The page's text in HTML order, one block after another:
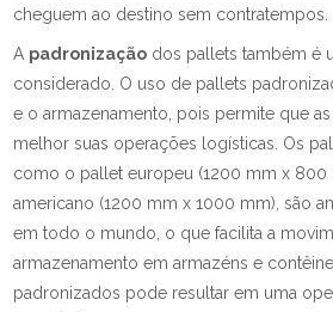
cheguem ao destino sem contratempos.
A padronização dos pallets também é
considerado. O uso de pallets
e o armazenamento, pois permite que
melhor suas operações logísticas. Os
como o pallet europeu (1200 mm x 800
americano (1200 mm x 1000 mm), são
em todo o mundo, o que facilita a
armazenamento em armazéns e
padronizados pode resultar em uma